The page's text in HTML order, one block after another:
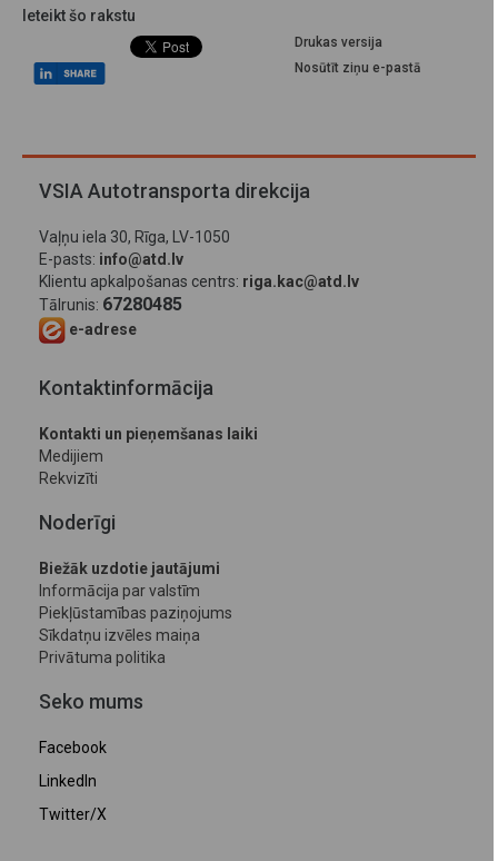
Ieteikt šo rakstu
Drukas versija
Nosūtīt ziņu e-pastā
VSIA Autotransporta direkcija
Vaļņu iela 30, Rīga, LV-1050
E-pasts: info@atd.lv
Klientu apkalpošanas centrs: riga.kac@atd.lv
Tālrunis: 67280485
e-adrese
Kontaktinformācija
Kontakti un pieņemšanas laiki
Medijiem
Rekvizīti
Noderīgi
Biežāk uzdotie jautājumi
Informācija par valstīm
Piekļūstamības paziņojums
Sīkdatņu izvēles maiņa
Privātuma politika
Seko mums
Facebook
LinkedIn
Twitter/X